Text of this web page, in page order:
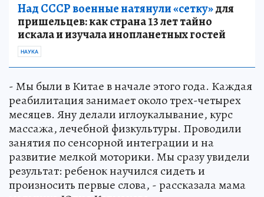
Над СССР военные натянули «сетку»для
пришельцев: как страна 13 лет тайно
искала и изучала инопланетных гостей
НАУКА
- Мы были в Китае в начале этого года. Каждая
реабилитация занимает около трех-четырех
месяцев. Яну делали иглоукалывание, курс
массажа, лечебной физкультуры. Проводили
занятия по сенсорной интеграции и на
развитие мелкой моторики. Мы сразу увидели
результат: ребенок научился сидеть и
произносить первые слова, - рассказала мама